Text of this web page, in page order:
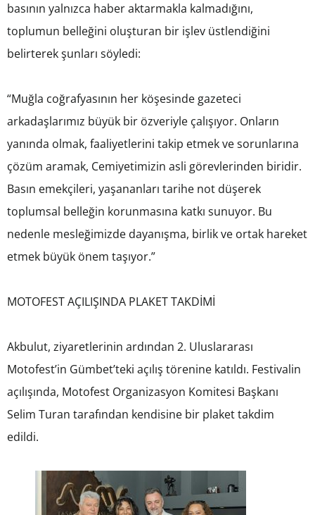
basının yalnızca haber aktarmakla kalmadığını,
toplumun belleğini oluşturan bir işlev üstlendiğini
belirterek şunları söyledi:
“Muğla coğrafyasının her köşesinde gazeteci
arkadaşlarımız büyük bir özveriyle çalışıyor. Onların
yanında olmak, faaliyetlerini takip etmek ve sorunlarına
çözüm aramak, Cemiyetimizin asli görevlerinden biridir.
Basın emekçileri, yaşananları tarihe not düşerek
toplumsal belleğin korunmasına katkı sunuyor. Bu
nedenle mesleğimizde dayanışma, birlik ve ortak hareket
etmek büyük önem taşıyor.”
MOTOFEST AÇILIŞINDA PLAKET TAKDİMİ
Akbulut, ziyaretlerinin ardından 2. Uluslararası
Motofest’in Gümbet’teki açılış törenine katıldı. Festivalin
açılışında, Motofest Organizasyon Komitesi Başkanı
Selim Turan tarafından kendisine bir plaket takdim
edildi.